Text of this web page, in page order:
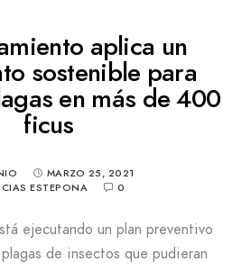
aplica un
sostenible para
en más de 400
ficus
MARZO 25, 2021
ESTEPONA
0
ejecutando un plan preventivo
de insectos que pudieran